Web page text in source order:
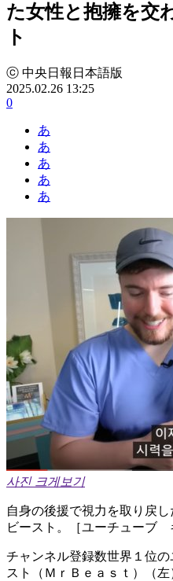
た女性と抱擁を交
ト
ⓒ 中央日報日本語版
2025.02.26 13:25
0
あ
あ
あ
あ
あ
사진 크게보기
自身の後援で視力を取り戻
ビースト。［ユーチューブ
チャンネル登録数世界１位
スト（ＭｒＢｅａｓｔ）（